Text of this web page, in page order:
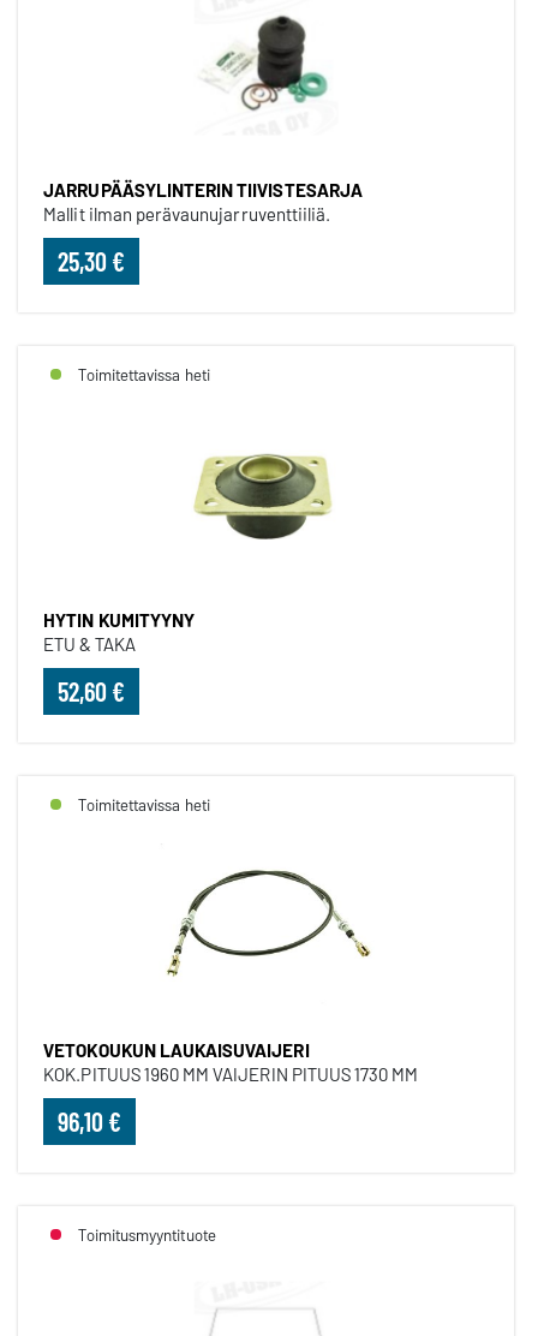
JARRUPÄÄSYLINTERIN TIIVISTESARJA
Mallit ilman perävaunujarruventtiiliä.
25,30 €
Toimitettavissa heti
HYTIN KUMITYYNY
ETU & TAKA
52,60 €
Toimitettavissa heti
VETOKOUKUN LAUKAISUVAIJERI
KOK.PITUUS 1960 MM VAIJERIN PITUUS 1730 MM
96,10 €
Toimitusmyyntituote